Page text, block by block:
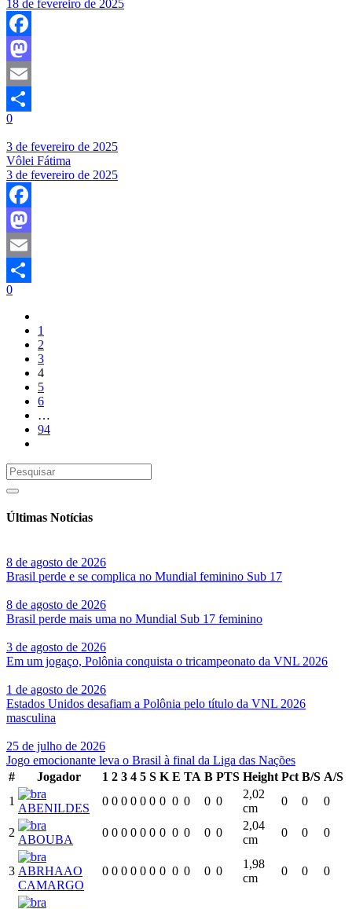
18 de fevereiro de 2025
Facebook
Mastodon
Email
Share
0
3 de fevereiro de 2025
Vôlei Fátima
3 de fevereiro de 2025
Facebook
Mastodon
Email
Share
0
1
2
3
4
5
6
…
94
Últimas Notícias
8 de agosto de 2026
Brasil perde e se complica no Mundial feminino Sub 17
8 de agosto de 2026
Brasil perde mais uma no Mundial Sub 17 feminino
3 de agosto de 2026
Em um jogaço, Polônia conquista o tricampeonato da VNL 2026
1 de agosto de 2026
Estados Unidos desafiam a Polônia pelo título da VNL 2026
masculina
25 de julho de 2026
Jogo emocionante leva o Brasil à final da Liga das Nações
#
Jogador 1 2 3 4 5 S K E TA B PTS Height Pct B/S A/S
1
ABENILDES
0 0 0 0 0 0 0 0 0 0 0
2,02
cm
0 0 0
2
ABOUBA
0 0 0 0 0 0 0 0 0 0 0
2,04
cm
0 0 0
3 ABRHAAO
CAMARGO
0 0 0 0 0 0 0 0 0 0 0
1,98
cm
0 0 0